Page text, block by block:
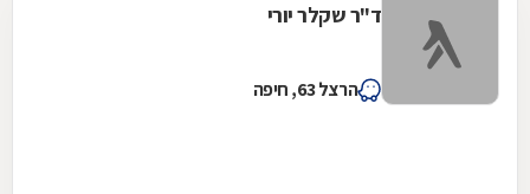
ד"ר שקלר יורי
הרצל 63, חיפה